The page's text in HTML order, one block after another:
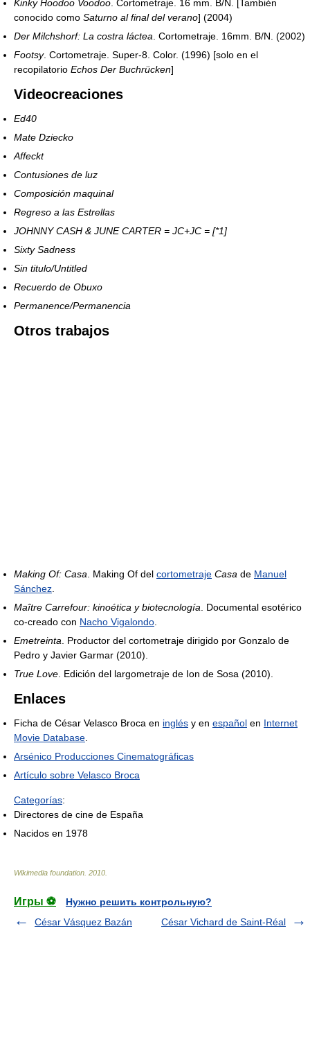
Kinky Hoodoo Voodoo . Cortometraje. 16 mm. B/N. [También
conocido como Saturno al final del verano] (2004)
Der Milchshorf: La costra láctea . Cortometraje. 16mm. B/N. (2002)
Footsy. Cortometraje. Super-8. Color. (1996) [solo en el
recopilatorio Echos Der Buchrücken]
Videocreaciones
Ed40
Mate Dziecko
Affeckt
Contusiones de luz
Composición maquinal
Regreso a las Estrellas
JOHNNY CASH & JUNE CARTER = JC+JC = [*1]
Sixty Sadness
Sin titulo/Untitled
Recuerdo de Obuxo
Permanence/Permanencia
Otros trabajos
Making Of: Casa . Making Of del cortometraje Casa de Manuel
Sánchez
Maître Carrefour: kinoética y biotecnología . Documental esotérico
co-creado con Nacho Vigalondo
Emetreinta . Productor del cortometraje dirigido por Gonzalo de
Pedro y Javier Garmar (2010).
True Love . Edición del largometraje de Ion de Sosa (2010).
Enlaces
Ficha de César Velasco Broca en inglés y en español en Internet
Movie Database
Arsénico Producciones Cinematográficas
Artículo sobre Velasco Broca
Categorías:
Directores de cine de España
Nacidos en 1978
Wikimedia foundation 2010
Игры ⚽
Нужно решить контрольную?
César Vásquez Bazán
César Vichard de Saint-Réal